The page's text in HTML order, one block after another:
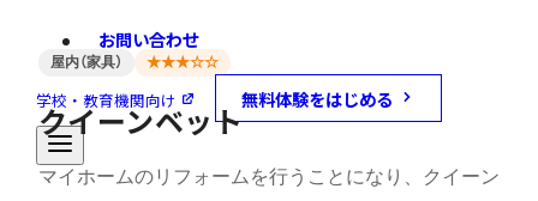
お問い合わせ
学校・教育機関向け 無料体験をはじめる
屋内（家具） ★★★☆☆
クイーンベット
マイホームのリフォームを行うことになり、クイーン